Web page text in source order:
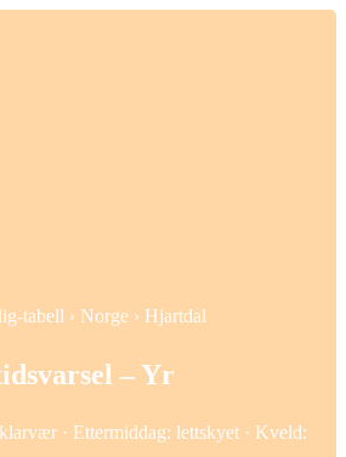
tabell › Norge › Hjartdal
– Yr
· Ettermiddag: lettskyet · Kveld: